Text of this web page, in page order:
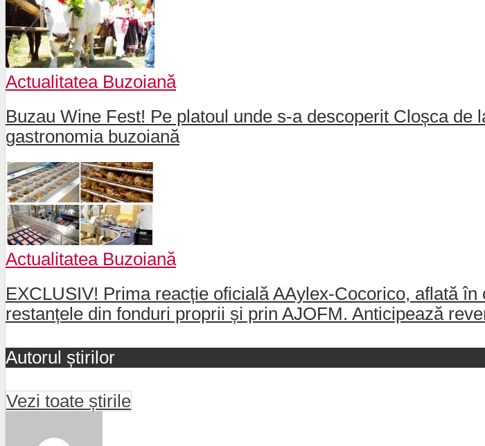
Actualitatea Buzoiană
Buzau Wine Fest! Pe platoul unde s-a descoperit Cloșca
gastronomia buzoiană
Actualitatea Buzoiană
EXCLUSIV! Prima reacție oficială AAylex-Cocorico, aflată
restanțele din fonduri proprii și prin AJOFM. Anticipează
Autorul știrilor
Vezi toate știrile